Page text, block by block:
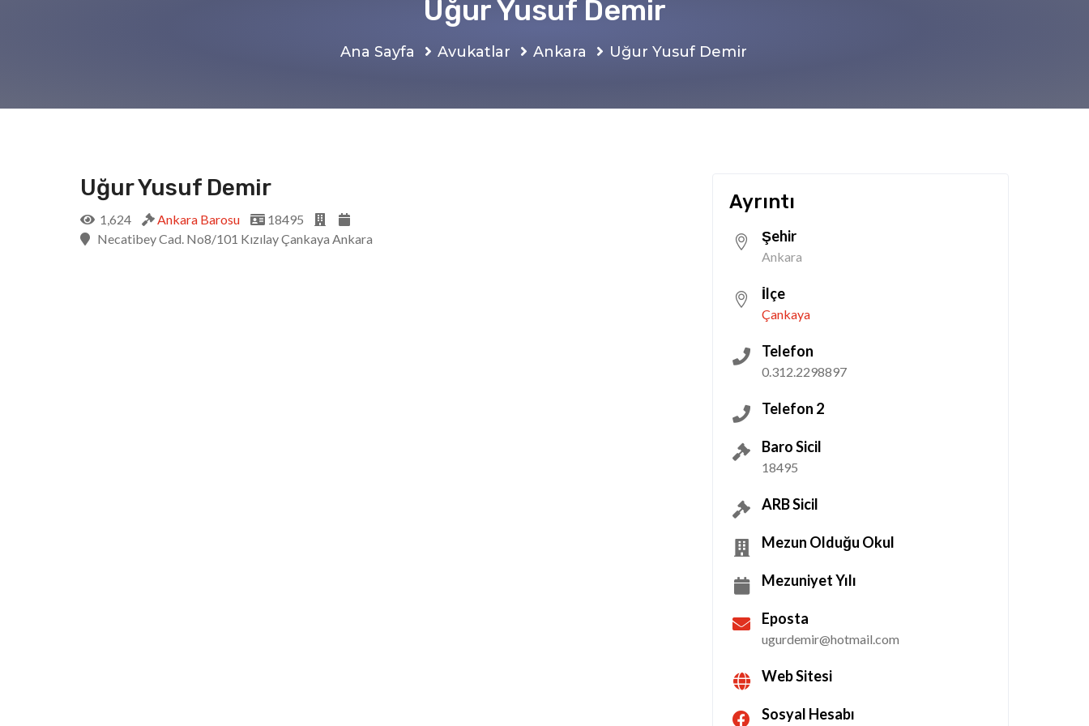
Uğur Yusuf Demir
Ana Sayfa Avukatlar Ankara Uğur Yusuf Demir
Uğur Yusuf Demir
1,624 Ankara Barosu
18495
Necatibey Cad. No8/101 Kızılay Çankaya Ankara
Ayrıntı
Şehir
Ankara
İlçe
Çankaya
Telefon
0.312.2298897
Telefon 2
Baro Sicil
18495
ARB Sicil
Mezun Olduğu Okul
Mezuniyet Yılı
Eposta
ugurdemir@hotmail.com
Web Sitesi
Sosyal Hesabı